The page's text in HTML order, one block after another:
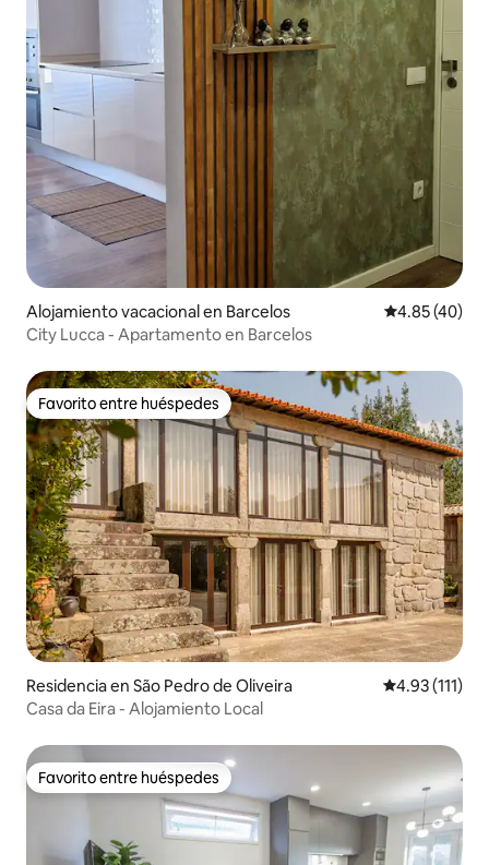
Alojamiento vacacional en Barcelos Calificación
4.85 (40)
City Lucca - Apartamento en Barcelos
Favorito entre huéspedes
Favorito entre huéspedes
Residencia en São Pedro de Oliveira Calificación
4.93 (111)
Casa da Eira - Alojamiento Local
Favorito entre huéspedes
Favorito entre huéspedes